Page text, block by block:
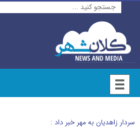
سردار زاهدیان به مهر خبر داد :